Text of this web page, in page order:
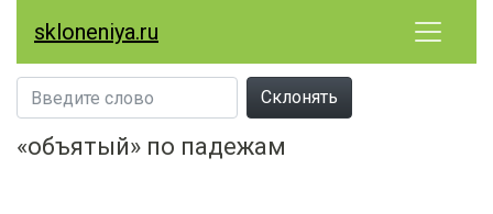
skloneniya.ru
Склонять
«объятый» по падежам